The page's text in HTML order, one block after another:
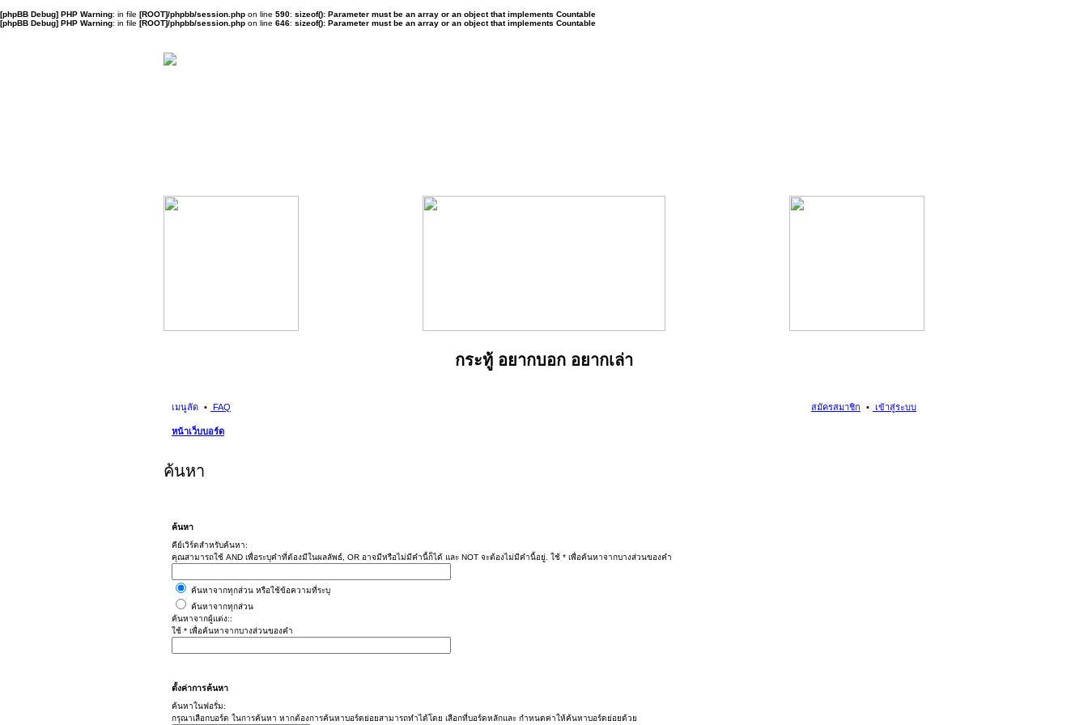
[phpBB Debug] PHP Warning: in file [ROOT]/phpbb/session.php on line 590: sizeof(): Parameter must be an array or an object that implements Countable
[phpBB Debug] PHP Warning: in file [ROOT]/phpbb/session.php on line 646: sizeof(): Parameter must be an array or an object that implements Countable
กระทู้ อยากบอก อยากเล่า
เมนูลัด FAQ เข้าสู่ระบบ
สมัครสมาชิก
หน้าเว็บบอร์ด
ค้นหา
ค้นหา
คีย์เวิร์ดสำหรับค้นหา:
คุณสามารถใช้ AND เพื่อระบุคำที่ต้องมีในผลลัพธ์, OR อาจมีหรือไม่มีคำนี้ก็ได้ และ NOT จะต้องไม่มีคำนี้อยู่. ใช้ * เพื่อค้นหาจากบางส่วนของคำ
ค้นหาจากทุกส่วน หรือใช้ข้อความที่ระบุ
ค้นหาจากทุกส่วน
ค้นหาจากผู้แต่ง::
ใช้ * เพื่อค้นหาจากบางส่วนของคำ
ตั้งค่าการค้นหา
ค้นหาในฟอรั่ม:
กรุณาเลือกบอร์ด ในการค้นหา หากต้องการค้นหาบอร์ดย่อยสามารถทำได้โดย เลือกที่บอร์ดหลักและ กำหนดค่าให้ค้นหาบอร์ดย่อยด้วย